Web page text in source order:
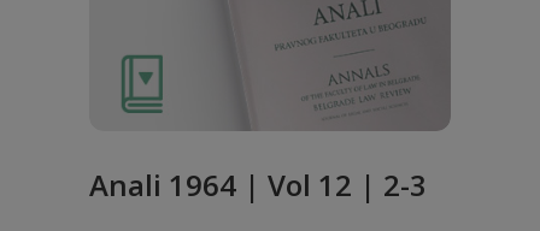
Anali 1964 | Vol 12 | 2-3